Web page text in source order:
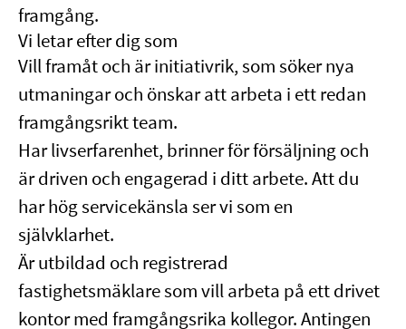
framgång.
Vi letar efter dig som
Vill framåt och är initiativrik, som söker nya
utmaningar och önskar att arbeta i ett redan
framgångsrikt team.
Har livserfarenhet, brinner för försäljning och
är driven och engagerad i ditt arbete. Att du
har hög servicekänsla ser vi som en
självklarhet.
Är utbildad och registrerad
fastighetsmäklare som vill arbeta på ett drivet
kontor med framgångsrika kollegor. Antingen